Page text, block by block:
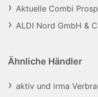
Aktuelle Combi
ALDI Nord GmbH &
Ähnliche Händler
aktiv und irma